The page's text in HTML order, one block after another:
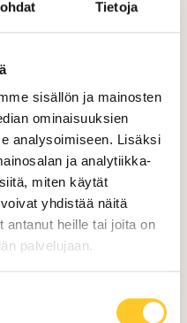
Tietoja
sisällön ja mainosten
ominaisuuksien
analysoimiseen. Lisäksi
ja analytiikka-
miten käytät
yhdistää näitä
antanut heille tai joita on
palvelujaan.
ja niihin tehtiin
joka antaa
paransi taloyhtiön
käyttöikää
toimivuuden